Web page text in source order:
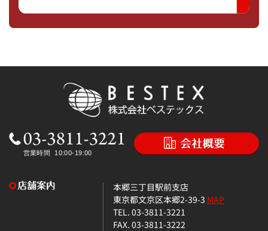
本郷三丁目駅前支店
東京都文京区本郷2-39-3 MAP
TEL. 03-3811-3221
FAX. 03-3811-3222